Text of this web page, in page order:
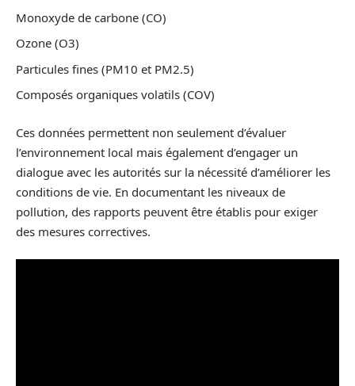
Monoxyde de carbone (CO)
Ozone (O3)
Particules fines (PM10 et PM2.5)
Composés organiques volatils (COV)
Ces données permettent non seulement d’évaluer
l’environnement local mais également d’engager un
dialogue avec les autorités sur la nécessité d’améliorer les
conditions de vie. En documentant les niveaux de
pollution, des rapports peuvent être établis pour exiger
des mesures correctives.